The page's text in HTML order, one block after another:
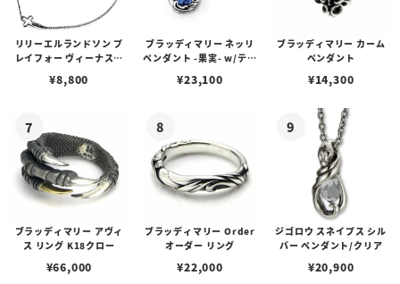
リリーエルランドソン プ
レイフォー ヴィーナスチ
¥8,800
ブラッディマリー ネッリ
ペンダント -果実- w/ティ
¥23,100
ブラッディマリー カーム
ペンダント
¥14,300
ブラッディマリー アヴィ
ス リング K18クロー
¥66,000
ブラッディマリー Order
オーダー リング
¥22,000
ジゴロウ スネイプス シル
バー ペンダント/クリア
¥20,900